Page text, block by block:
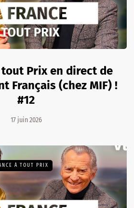
tout Prix en direct de
Français (chez MIF) !
#12
17 juin 2026
À TOUT PRIX